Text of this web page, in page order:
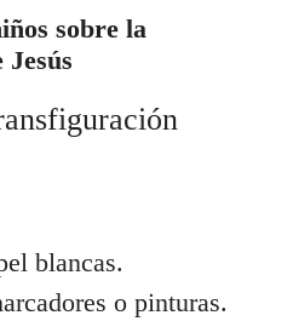
sobre la
blancas.
o pinturas.